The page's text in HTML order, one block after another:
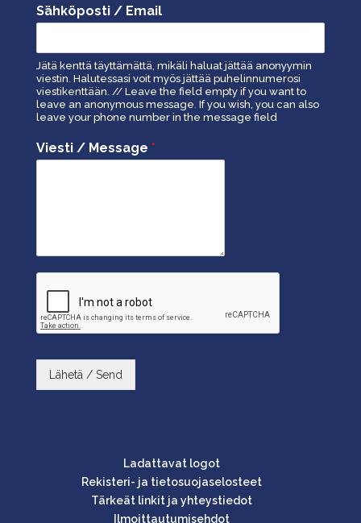
Sähköposti / Email
Jätä kenttä täyttämättä, mikäli haluat jättää anonyymin
viestin. Halutessasi voit myös jättää puhelinnumerosi
viestikenttään. // Leave the field empty if you want to
leave an anonymous message. If you wish, you can also
leave your phone number in the message field
Viesti / Message *
Lähetä / Send
Ladattavat logot
Rekisteri- ja tietosuojaselosteet
Tärkeät linkit ja yhteystiedot
Ilmoittautumisehdot